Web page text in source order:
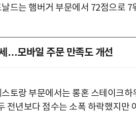
드는 햄버거 부문에서 72점으로
…모바일 주문 만족도 개선
토랑 부문에서는 롱혼 스테이크
전년보다 점수는 소폭 하락했지만